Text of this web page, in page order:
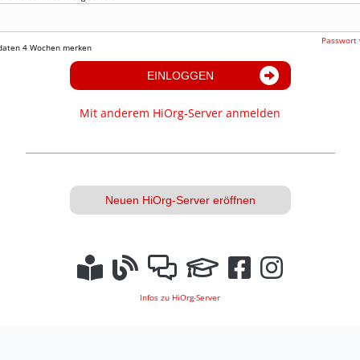
4 Wochen merken
Passwort
EINLOGGEN
Mit anderem HiOrg-Server anmelden
Neuen HiOrg-Server eröffnen
Infos zu HiOrg-Server